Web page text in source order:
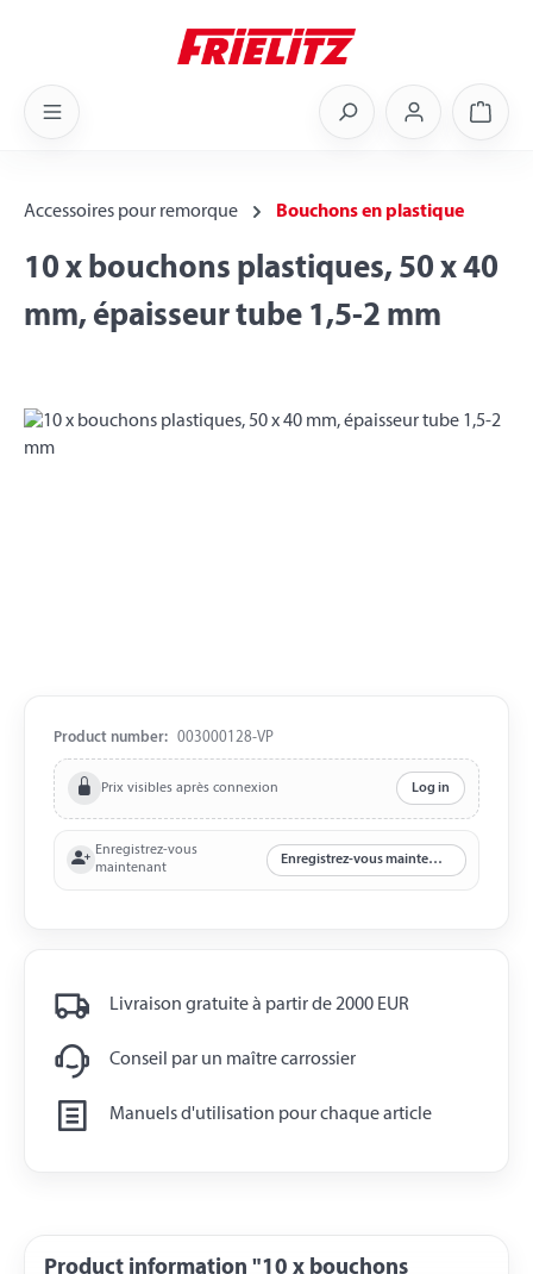
Accessoires pour remorque Bouchons en plastique
10 x bouchons plastiques, 50 x 40
mm, épaisseur tube 1,5-2 mm
Skip image gallery
Product number: 003000128-VP
Prix visibles après connexion Log in
Enregistrez-vous
maintenant
Enregistrez-vous maintenant
Livraison gratuite à partir de 2000 EUR
Conseil par un maître carrossier
Manuels d'utilisation pour chaque article
Product information "10 x bouchons